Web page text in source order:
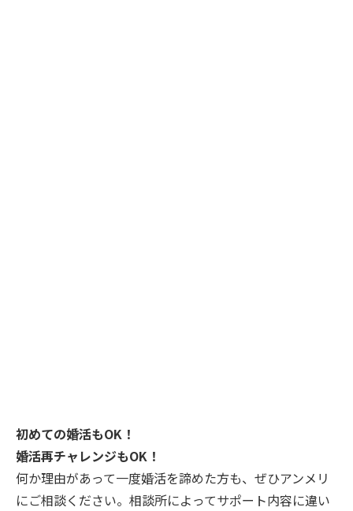
初めての婚活もOK！
婚活再チャレンジもOK！
何か理由があって一度婚活を諦めた方も、ぜひアンメリ
にご相談ください。相談所によってサポート内容に違い